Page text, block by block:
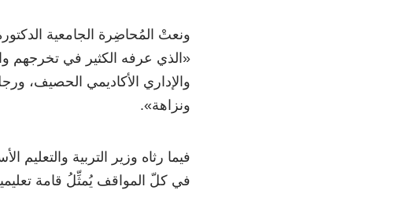
ونعتْ المُحاضِرة الجامعية
«الذي عرفه الكثير في تخرجهم
والإداري الأكاديمي الحصيف،
ونزاهة».
فيما رثاه وزير التربية والتعليم
في كلّ المواقف يُمثِّلُ قامة